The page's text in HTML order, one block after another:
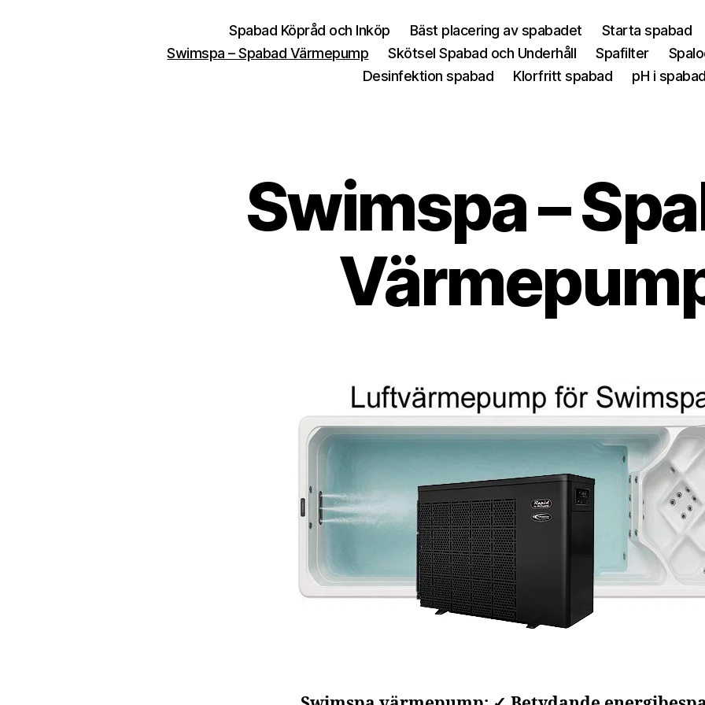
Spabad Köpråd och Inköp Bäst placering av spabadet
Starta spabad
Swimspa – Spabad Värmepump
Skötsel Spabad och Underhåll Spafilter
Desinfektion spabad
Klorfritt spabad pH i
Swimspa –